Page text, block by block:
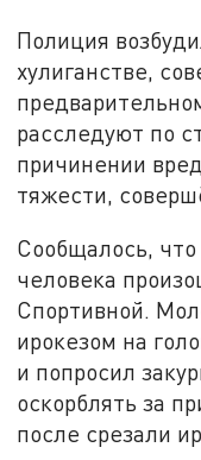
Полиция
хулиганстве,
расследуют по
причинении
тяжести,
Сообщалось,
человека
Спортивной.
ирокезом на
и попросил
оскорблять за
после срезали